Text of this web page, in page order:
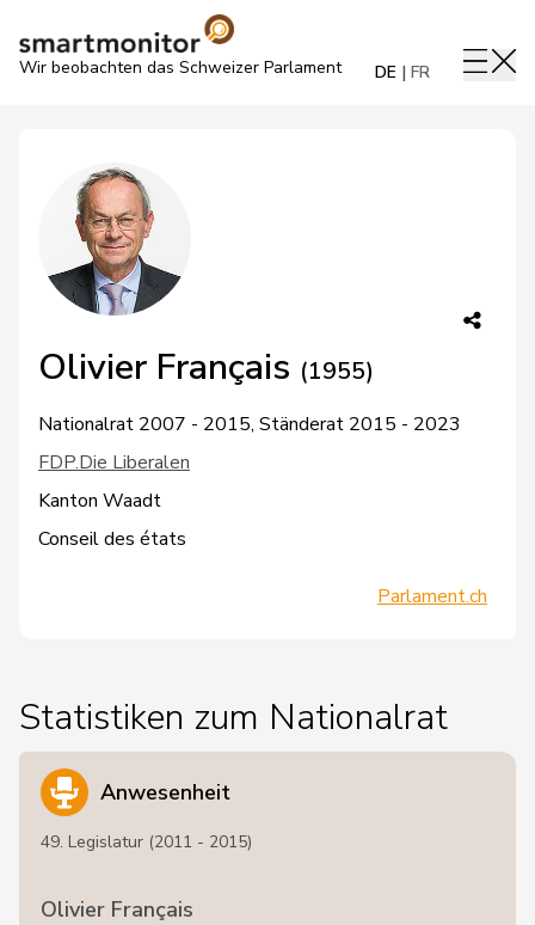
Wir beobachten das Schweizer Parlament DE FR
Olivier Français (1955)
Nationalrat 2007 - 2015, Ständerat 2015 - 2023
FDP.Die Liberalen
Kanton Waadt
Conseil des états
Parlament.ch
Statistiken zum Nationalrat
Anwesenheit
49. Legislatur (2011 - 2015)
Olivier Français